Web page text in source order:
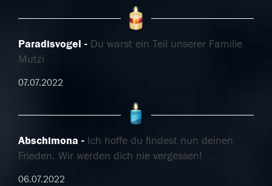
Paradisvogel
Du warst ein Teil unserer Familie
Mutzi
07.07.2022
Abschimona
Ich hoffe du findest nun deinen
Frieden. Wir werden dich nie vergessen!
06.07.2022